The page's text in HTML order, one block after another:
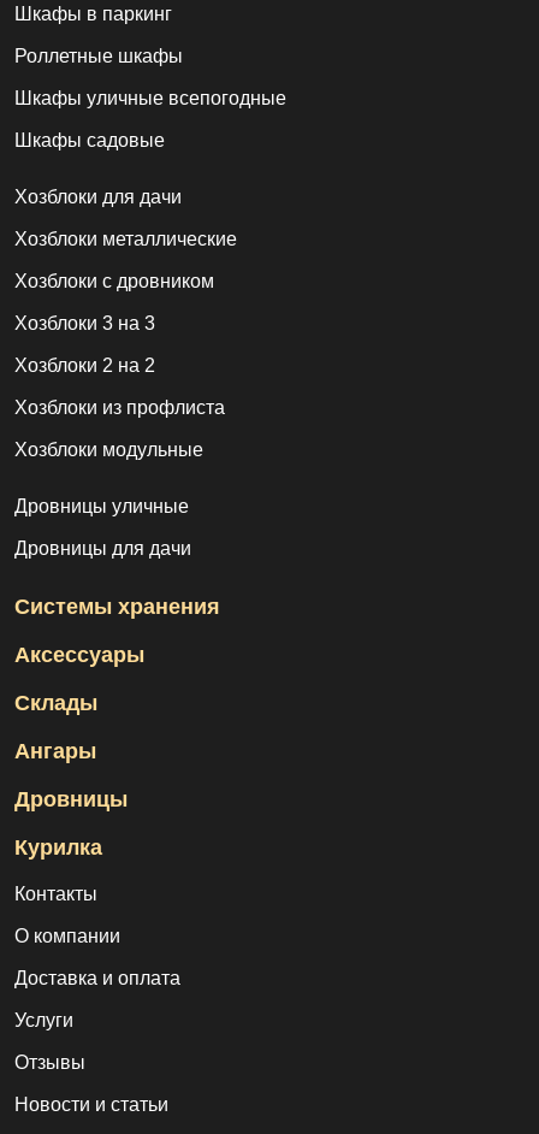
Шкафы в паркинг
Роллетные шкафы
Шкафы уличные всепогодные
Шкафы садовые
Хозблоки для дачи
Хозблоки металлические
Хозблоки с дровником
Хозблоки 3 на 3
Хозблоки 2 на 2
Хозблоки из профлиста
Хозблоки модульные
Дровницы уличные
Дровницы для дачи
Системы хранения
Аксессуары
Склады
Ангары
Дровницы
Курилка
Контакты
О компании
Доставка и оплата
Услуги
Отзывы
Новости и статьи